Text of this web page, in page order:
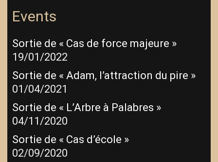
Events
Sortie de « Cas de force majeure »
19/01/2022
Sortie de « Adam, l’attraction du pire »
01/04/2021
Sortie de « L’Arbre à Palabres »
04/11/2020
Sortie de « Cas d’école »
02/09/2020